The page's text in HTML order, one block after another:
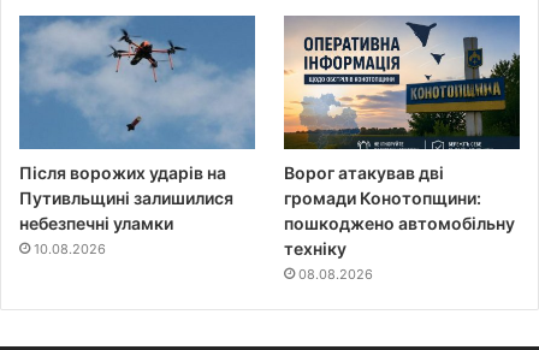
Після ворожих ударів на
Путивльщині залишилися
небезпечні уламки
10.08.2026
Ворог атакував дві
громади Конотопщини:
пошкоджено автомобільну
техніку
08.08.2026